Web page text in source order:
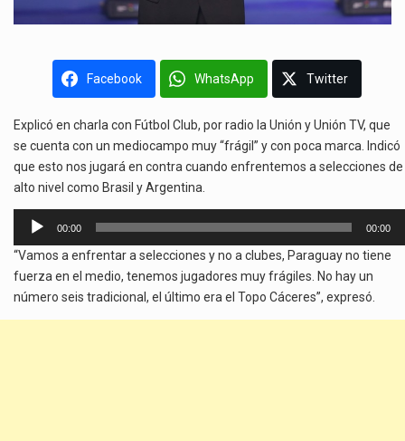
Facebook WhatsApp Twitter
Explicó en charla con Fútbol Club, por radio la Unión y Unión TV, que
se cuenta con un mediocampo muy “frágil” y con poca marca. Indicó
que esto nos jugará en contra cuando enfrentemos a selecciones de
alto nivel como Brasil y Argentina.
Reproductor
audio
00:00 00:00
“Vamos a enfrentar a selecciones y no a clubes, Paraguay no tiene
fuerza en el medio, tenemos jugadores muy frágiles. No hay un
número seis tradicional, el último era el Topo Cáceres”, expresó.